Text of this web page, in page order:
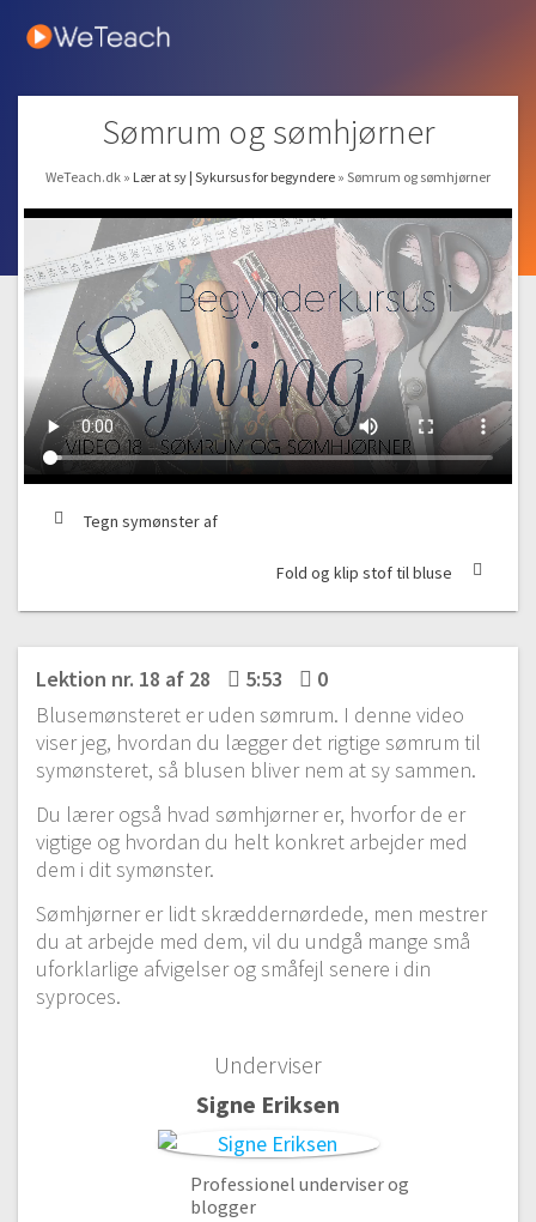
Sømrum og sømhjørner
WeTeach.dk » Lær at sy | Sykursus for begyndere » Sømrum og sømhjørner
Tegn symønster af
Fold og klip stof til bluse
Lektion nr. 18 af 28 5:53
0
Blusemønsteret er uden sømrum. I denne video
viser jeg, hvordan du lægger det rigtige sømrum til
symønsteret, så blusen bliver nem at sy sammen.
Du lærer også hvad sømhjørner er, hvorfor de er
vigtige og hvordan du helt konkret arbejder med
dem i dit symønster.
Sømhjørner er lidt skræddernørdede, men mestrer
du at arbejde med dem, vil du undgå mange små
uforklarlige afvigelser og småfejl senere i din
syproces.
Underviser
Signe Eriksen
Professionel underviser og
blogger
Modul 1 – Introduktion
Gratis video
7:31
#2 Sygrej
#3 Stofvalg
10:18
12:25
#5 Sy en søm
#7 Udregninger til nederdel
#8 Mønster til nederdel